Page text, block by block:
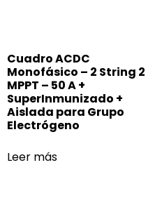
Cuadro ACDC
Monofásico – 2 String 2
MPPT – 50 A +
SuperInmunizado +
Aislada para Grupo
Electrógeno
Leer más